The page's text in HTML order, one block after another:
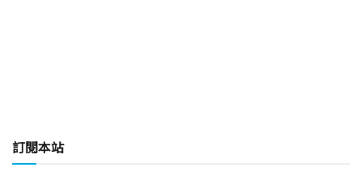
訂閱本站